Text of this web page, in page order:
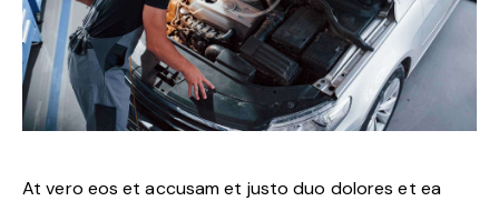
At vero eos et accusam et justo duo dolores et ea